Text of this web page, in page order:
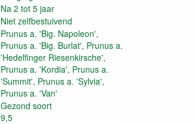
Na 2 tot 5 jaar
Niet zelfbestuivend
Prunus a. 'Big. Napoleon',
Prunus a. 'Big. Burlat', Prunus a.
'Hedelfinger Riesenkirsche',
Prunus a. 'Kordia', Prunus a.
'Summit', Prunus a. 'Sylvia',
Prunus a. 'Van'
Gezond soort
9,5